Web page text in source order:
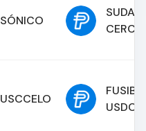
SÓNICO
SUDAR
CERCA
USCCELO
USDC